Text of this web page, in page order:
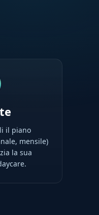
il piano
mensile)
la sua